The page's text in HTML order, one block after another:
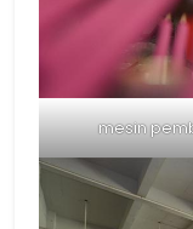
mesin